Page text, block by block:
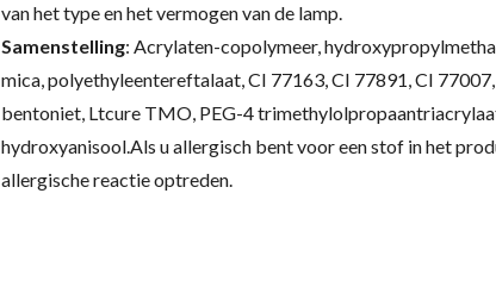
van het type en het vermogen van de lamp.
Samenstelling: Acrylaten-copolymeer,
mica, polyethyleentereftalaat, CI 77163, CI 77891, CI
bentoniet, Ltcure TMO, PEG-4
hydroxyanisool.Als u allergisch bent voor een stof in het
allergische reactie optreden.